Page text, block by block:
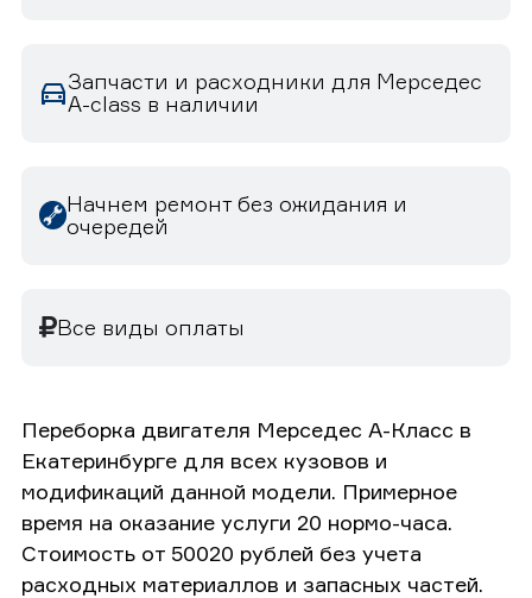
Запчасти и расходники для Мерседес
A-class в наличии
Начнем ремонт без ожидания и
очередей
Все виды оплаты
Переборка двигателя Мерседес А-Класс в
Екатеринбурге для всех кузовов и
модификаций данной модели. Примерное
время на оказание услуги 20 нормо-часа.
Стоимость от 50020 рублей без учета
расходных материаллов и запасных частей.